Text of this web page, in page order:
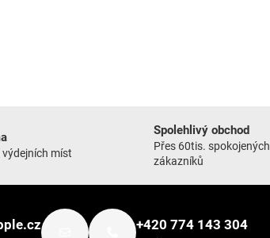
výdejních míst
Spolehlivý obchod
Přes 60tis. spokojených
zákazníků
+420 774 143 304